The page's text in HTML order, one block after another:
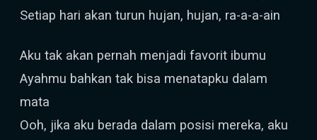
Setiap hari akan turun hujan, hujan, ra-a-a-ain
Aku tak akan pernah menjadi favorit ibumu
Ayahmu bahkan tak bisa menatapku dalam
mata
Ooh, jika aku berada dalam posisi mereka, aku